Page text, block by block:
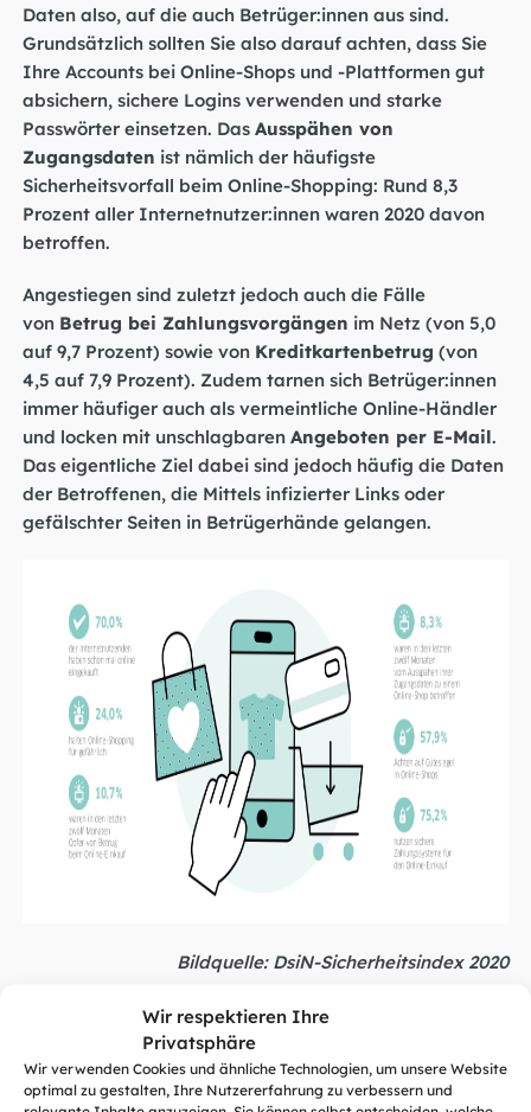
Wir respektieren Ihre
Privatsphäre
Wir verwenden Cookies und ähnliche Technologien, um unsere Website
optimal zu gestalten, Ihre Nutzererfahrung zu verbessern und
Daten also, auf die auch Betrüger:innen aus sind.
Grundsätzlich sollten Sie also darauf achten, dass Sie
Ihre Accounts bei Online-Shops und -Plattformen gut
absichern,sichere Logins verwenden und starke
Passwörter einsetzen. DasAusspähen von
Zugangsdaten ist nämlich der häufigste
Sicherheitsvorfall beim Online-Shopping: Rund 8,3
Prozent aller Internetnutzer:innen waren 2020 davon
betroffen.
Angestiegen sind zuletzt jedoch auch die Fälle
von Betrug bei Zahlungsvorgängen im Netz (von 5,0
auf 9,7 Prozent) sowie von Kreditkartenbetrug (von
4,5 auf 7,9 Prozent). Zudem tarnen sich Betrüger:innen
immer häufiger auch als vermeintliche Online-Händler
und locken mit unschlagbarenAngeboten per E-Mail.
Das eigentliche Ziel dabei sind jedoch häufig die Daten
der Betroffenen, die Mittels infizierter Links oder
gefälschter Seiten in Betrügerhände gelangen.
Bildquelle:DsiN-Sicherheitsindex 2020
Diese Regeln sollten Sie beachten
Diese DsiN-Grundregeln helfen dabei, dass auch
Ihr Online-Einkauf nicht nur bequem, sondern auch